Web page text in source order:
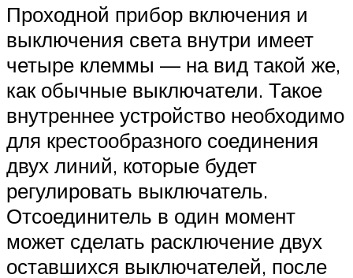
Проходной прибор включения и
выключения света внутри имеет
четыре клеммы — на вид такой же,
как обычные выключатели. Такое
внутреннее устройство необходимо
для крестообразного соединения
двух линий, которые будет
регулировать выключатель.
Отсоединитель в один момент
может сделать расключение двух
оставшихся выключателей, после